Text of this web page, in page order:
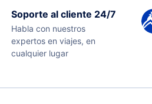
Soporte al cliente 24/7
Habla con nuestros
expertos en viajes, en
cualquier lugar